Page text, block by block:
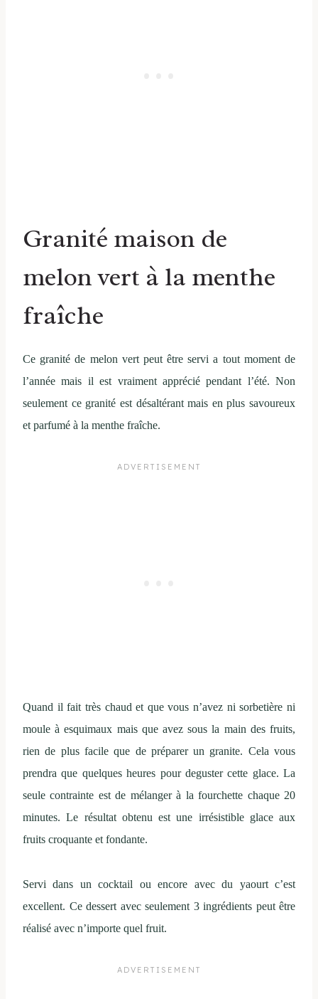
Granité maison de
melon vert à la menthe
fraîche
Ce granité de melon vert peut être servi a tout moment de
l’année mais il est vraiment apprécié pendant l’été. Non
seulement ce granité est désaltérant mais en plus savoureux
et parfumé à la menthe fraîche.
Quand il fait très chaud et que vous n’avez ni sorbetière ni
moule à esquimaux mais que avez sous la main des fruits,
rien de plus facile que de préparer un granite. Cela vous
prendra que quelques heures pour deguster cette glace. La
seule contrainte est de mélanger à la fourchette chaque 20
minutes. Le résultat obtenu est une irrésistible glace aux
fruits croquante et fondante.
Servi dans un cocktail ou encore avec du yaourt c’est
excellent. Ce dessert avec seulement 3 ingrédients peut être
réalisé avec n’importe quel fruit.